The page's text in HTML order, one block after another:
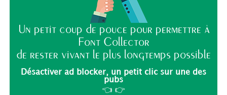
Un petit coup de pouce pour permettre à
Font Collector
de rester vivant le plus longtemps possible
Désactiver ad blocker, un petit clic sur une des
pubs
👈 👉